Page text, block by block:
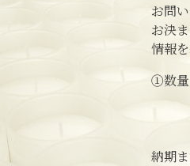
お問
お決
情報
①数
納期